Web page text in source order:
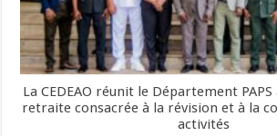
La CEDEAO réunit le Département
retraite consacrée à la révision et à la
activités